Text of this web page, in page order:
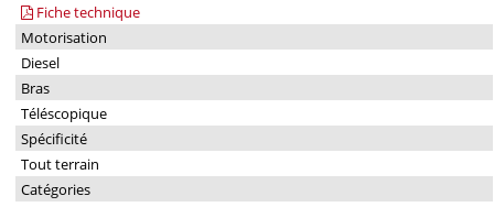
Fiche technique
Motorisation
Diesel
Bras
Téléscopique
Spécificité
Tout terrain
Catégories